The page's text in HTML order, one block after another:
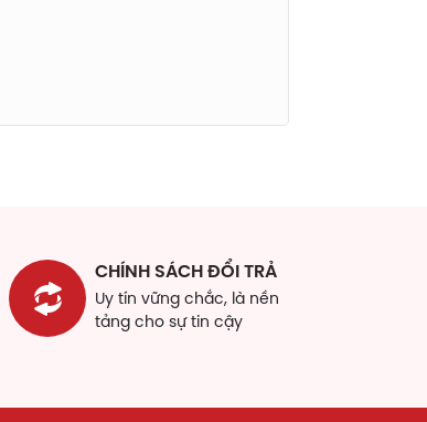
CHÍNH SÁCH ĐỔI TRẢ
Uy tín vững chắc, là nền
tảng cho sự tin cậy